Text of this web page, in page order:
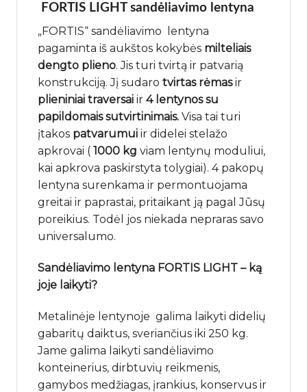
FORTIS LIGHT sandėliavimo lentyna
„FORTIS“ sandėliavimo lentyna
pagaminta iš aukštos kokybės milteliais
dengto plieno. Jis turi tvirtą ir patvarią
konstrukciją. Jį sudaro tvirtas rėmasir
plieniniai traversai ir 4 lentynos su
papildomais sutvirtinimais. Visa tai turi
įtakos patvarumui ir didelei stelažo
apkrovai ( 1000 kg viam lentynų moduliui,
kai apkrova paskirstyta tolygiai). 4 pakopų
lentyna surenkama ir permontuojama
greitai ir paprastai, pritaikant ją pagal Jūsų
poreikius. Todėl jos niekada nepraras savo
universalumo.
Sandėliavimo lentyna FORTIS LIGHT – ką
joje laikyti?
Metalinėje lentynoje galima laikyti didelių
gabaritų daiktus, sveriančius iki 250 kg.
Jame galima laikyti sandėliavimo
konteinerius, dirbtuvių reikmenis,
gamybos medžiagas, įrankius, konservus ir